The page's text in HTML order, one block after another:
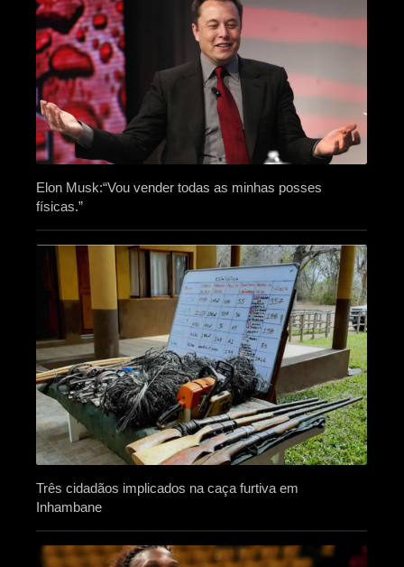
Elon Musk:“Vou vender todas as minhas posses
físicas.”
Três cidadãos implicados na caça furtiva em
Inhambane